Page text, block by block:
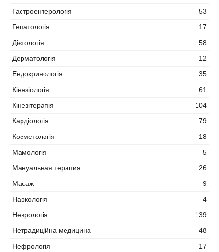
Гастроентерологія
53
Гепатологія
17
Дієтологія
58
Дерматологія
12
Ендокринологія
35
Кінезіологія
61
Кінезітерапія
104
Кардіологія
79
Косметологія
18
Мамологія
5
Мануальная терапия
26
Масаж
9
Наркологія
4
Неврологія
139
Нетрадиційна медицина
48
Нефрологія
17